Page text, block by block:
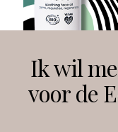
Ik wil
voor de